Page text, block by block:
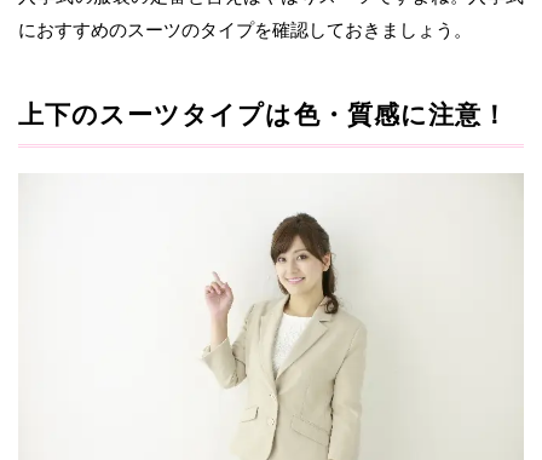
におすすめのスーツのタイプを確認しておきましょう。
上下のスーツタイプは色・質感に注意！